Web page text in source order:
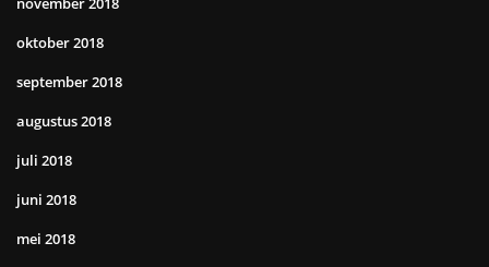
oktober 2018
september 2018
augustus 2018
juli 2018
juni 2018
mei 2018